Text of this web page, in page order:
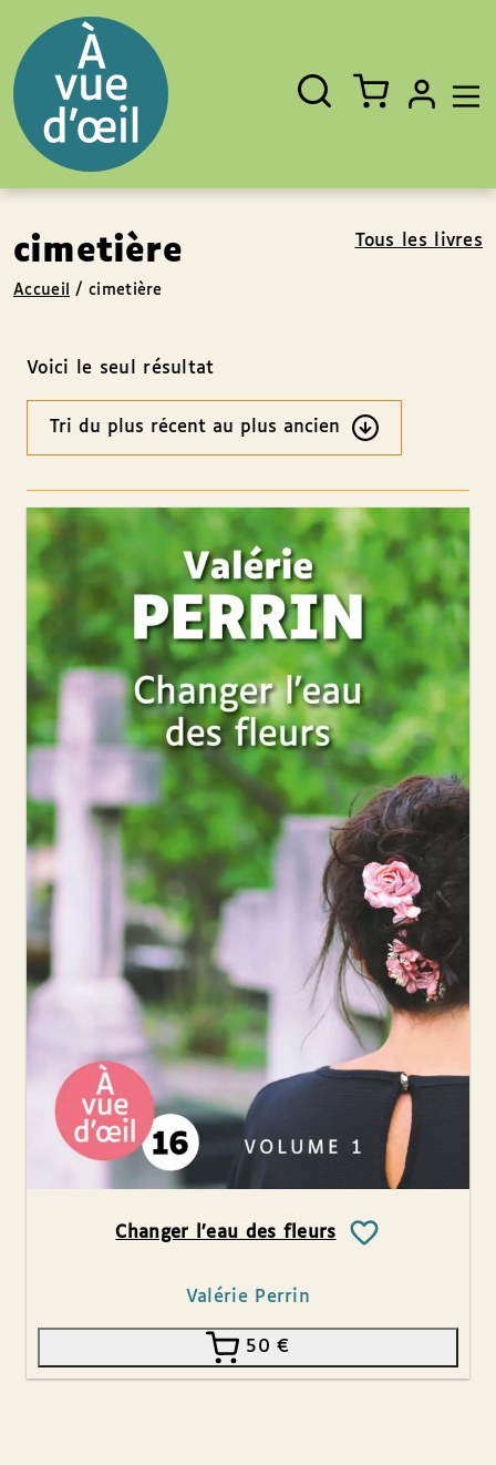
Fermer
Rechercher
un
livre,
un
auteur,
un
EAN
cimetière Tous les livres
Accueil /cimetière
Voici le seul résultat
Ordre
Changer l’eau des fleurs
Valérie Perrin
50€